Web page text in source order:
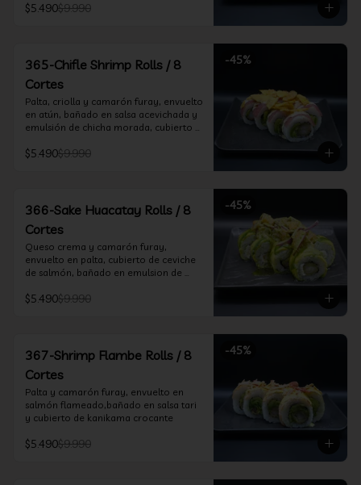
$5.490$9.990
-45%
365-Chifle Shrimp Rolls / 8
Cortes
Palta, criolla y camarón furay, envuelto
en atún, bañado en salsa acevichada y
emulsión de chicha morada, cubierto
$5.490$9.990
-45%
366-Sake Huacatay Rolls / 8
Cortes
Queso crema y camarón furay,
envuelto en palta, cubierto de ceviche
de salmón, bañado en emulsion de
$5.490$9.990
-45%
367-Shrimp Flambe Rolls / 8
Cortes
Palta y camarón furay, envuelto en
salmón flameado,bañado en salsa tari
y cubierto de kanikama crocante
$5.490$9.990